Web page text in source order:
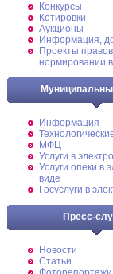
Конкурсы
Котировки
Аукционы
Информация,
Проекты
нормировании
Информация
МФЦ
Услуги в
Услуги опеки в
виде
Госуслуги в
Пресс-
Новости
Статьи